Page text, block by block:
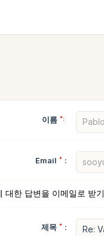
이름 *:
Email * :
대한 답변을 이메일로 받기
제목 * :